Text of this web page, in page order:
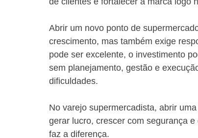
Abrir um novo ponto de
crescimento, mas também exige
pode ser excelente, o investimento
sem planejamento, gestão e
dificuldades.
No varejo supermercadista, abrir
gerar lucro, crescer com segurança
faz a diferença.